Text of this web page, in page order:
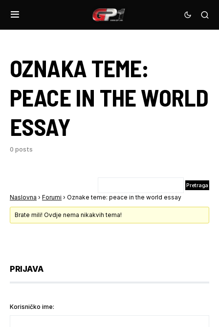
OZNAKA TEME:
PEACE IN THE WORLD
ESSAY
0 posts
Naslovna › Forumi › Oznake teme: peace in the world essay
Brate mili! Ovdje nema nikakvih tema!
PRIJAVA
Korisničko ime: